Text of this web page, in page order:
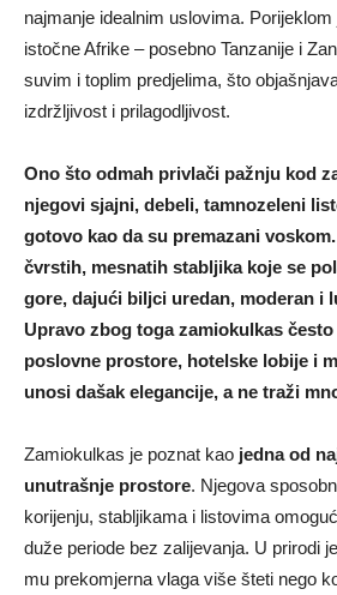
najmanje idealnim uslovima.
istočne Afrike – posebno Tanzanije i
suvim i toplim predjelima, što
izdržljivost i prilagodljivost.
Ono što odmah privlači pažnju kod
njegovi sjajni, debeli, tamnozeleni
gotovo kao da su premazani
čvrstih, mesnatih stabljika koje se
gore, dajući biljci uredan, moderan i
Upravo zbog toga zamiokulkas
poslovne prostore, hotelske lobije i
unosi dašak elegancije, a ne traži
Zamiokulkas je poznat kao jedna od
unutrašnje prostore. Njegova
korijenju, stabljikama i listovima
duže periode bez zalijevanja. U prirodi
mu prekomjerna vlaga više šteti nego